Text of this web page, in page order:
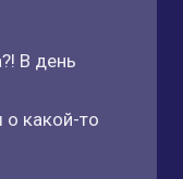
В день
какой-то